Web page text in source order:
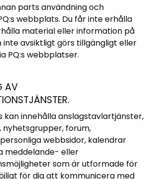
parts användning och
webbplats. Du får inte erhålla
material eller information på
avsiktligt görs tillgängligt eller
PQ:s webbplatser.
AV
kan innehålla anslagstavlartjänster,
forum,
webbsidor, kalendrar
meddelande- eller
som är utformade för
för dig att kommunicera med